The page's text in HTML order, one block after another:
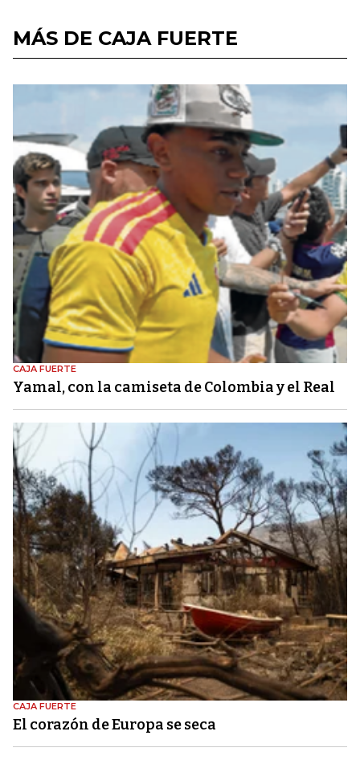
MÁS DE CAJA FUERTE
CAJA FUERTE
Yamal, con la camiseta de Colombia y el Real
CAJA FUERTE
El corazón de Europa se seca